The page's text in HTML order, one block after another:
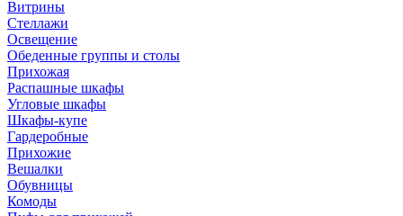
Витрины
Стеллажи
Освещение
Обеденные группы и столы
Прихожая
Распашные шкафы
Угловые шкафы
Шкафы-купе
Гардеробные
Прихожие
Вешалки
Обувницы
Комоды